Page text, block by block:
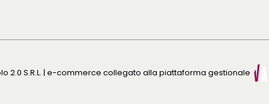
2.0 S.R.L. | e-commerce collegato alla piattaforma gestionale